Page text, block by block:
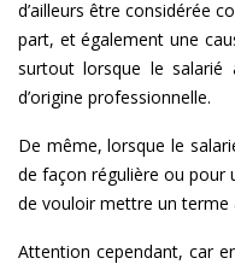
d’ailleurs être considérée
part, et également une
surtout lorsque le salarié
d’origine professionnelle.
De même, lorsque le
de façon régulière ou pour
de vouloir mettre un terme
Attention cependant, car